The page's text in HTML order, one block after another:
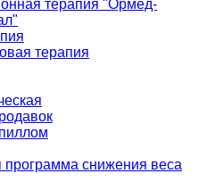
терапия "Ормед-
терапия
программа снижения веса